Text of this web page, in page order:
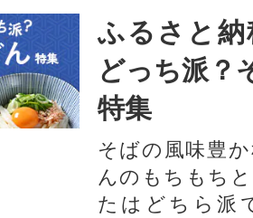
ふるさと
どっち派？
特集
そばの風味豊
んのもちもち
たはどちら派